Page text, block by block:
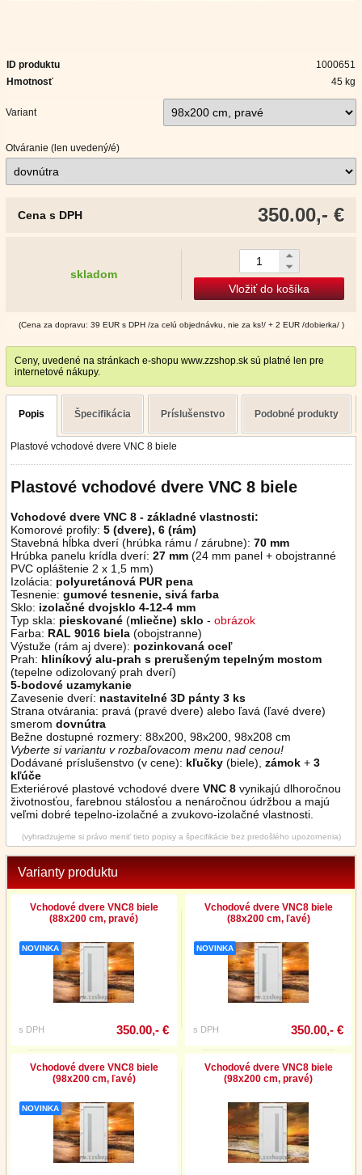
ID produktu
1000651
Hmotnosť
45 kg
Variant
Otváranie (len uvedený/é)
350.00,- €
Cena s DPH
skladom
Vložiť do košíka
(Cena za dopravu: 39 EUR s DPH /za celú objednávku, nie za ks!/ + 2 EUR /dobierka/ )
Ceny, uvedené na stránkach e-shopu www.zzshop.sk sú platné len pre
internetové nákupy.
Popis Špecifikácia Príslušenstvo Podobné produkty
Plastové vchodové dvere VNC 8 biele
Plastové vchodové dvere VNC 8 biele
Vchodové dvere VNC 8 - základné vlastnosti:
Komorové profily: 5 (dvere), 6 (rám)
Stavebná hĺbka dverí (hrúbka rámu / zárubne): 70 mm
Hrúbka panelu krídla dverí: 27 mm (24 mm panel + obojstranné
PVC opláštenie 2 x 1,5 mm)
Izolácia: polyuretánová PUR pena
Tesnenie: gumové tesnenie, sivá farba
Sklo: izolačné dvojsklo 4-12-4 mm
Typ skla: pieskované (mliečne) sklo - obrázok
Farba: RAL 9016 biela (obojstranne)
Výstuže (rám aj dvere): pozinkovaná oceľ
Prah: hliníkový alu-prah s prerušeným tepelným mostom
(tepelne odizolovaný prah dverí)
5-bodové uzamykanie
Zavesenie dverí: nastavitelné 3D pánty 3 ks
Strana otvárania: pravá (pravé dvere) alebo ľavá (ľavé dvere)
smerom dovnútra
Bežne dostupné rozmery: 88x200, 98x200, 98x208 cm
Vyberte si variantu v rozbaľovacom menu nad cenou!
Dodávané príslušenstvo (v cene): kľučky (biele), zámok + 3
kľúče
Exteriérové plastové vchodové dvere VNC 8 vynikajú dlhoročnou
životnosťou, farebnou stálosťou a nenáročnou údržbou a majú
veľmi dobré tepelno-izolačné a zvukovo-izolačné vlastnosti.
(vyhradzujeme si právo meniť tieto popisy a špecifikácie bez predošlého upozornenia)
Varianty produktu
Vchodové dvere VNC8 biele
(88x200 cm, pravé)
NOVINKA
s DPH 350.00,- €
Vchodové dvere VNC8 biele
(88x200 cm, ľavé)
NOVINKA
s DPH 350.00,- €
Vchodové dvere VNC8 biele
(98x200 cm, ľavé)
NOVINKA
Vchodové dvere VNC8 biele
(98x200 cm, pravé)